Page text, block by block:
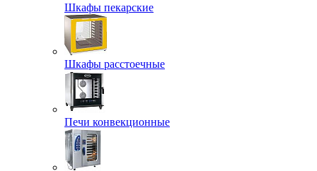
Шкафы пекарские
Шкафы расстоечные
Печи конвекционные